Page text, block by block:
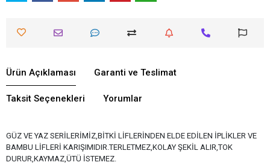
Ürün Açıklaması Garanti ve Teslimat
Taksit Seçenekleri Yorumlar
GÜZ VE YAZ SERİLERİMİZ,BİTKİ LİFLERİNDEN ELDE EDİLEN İPLİKLER VE
BAMBU LİFLERİ KARIŞIMIDIR.TERLETMEZ,KOLAY ŞEKİL ALIR,TOK
DURUR,KAYMAZ,ÜTÜ İSTEMEZ.